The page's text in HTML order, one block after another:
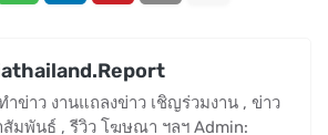
ำข่าว งานแถลงข่าว เชิญร่วมงาน , ข่าว
มพันธ์ , รีวิว โฆษณา ฯลฯ Admin: